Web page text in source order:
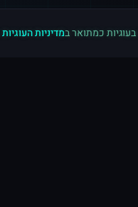
כמתואר במדיניות העוגיות